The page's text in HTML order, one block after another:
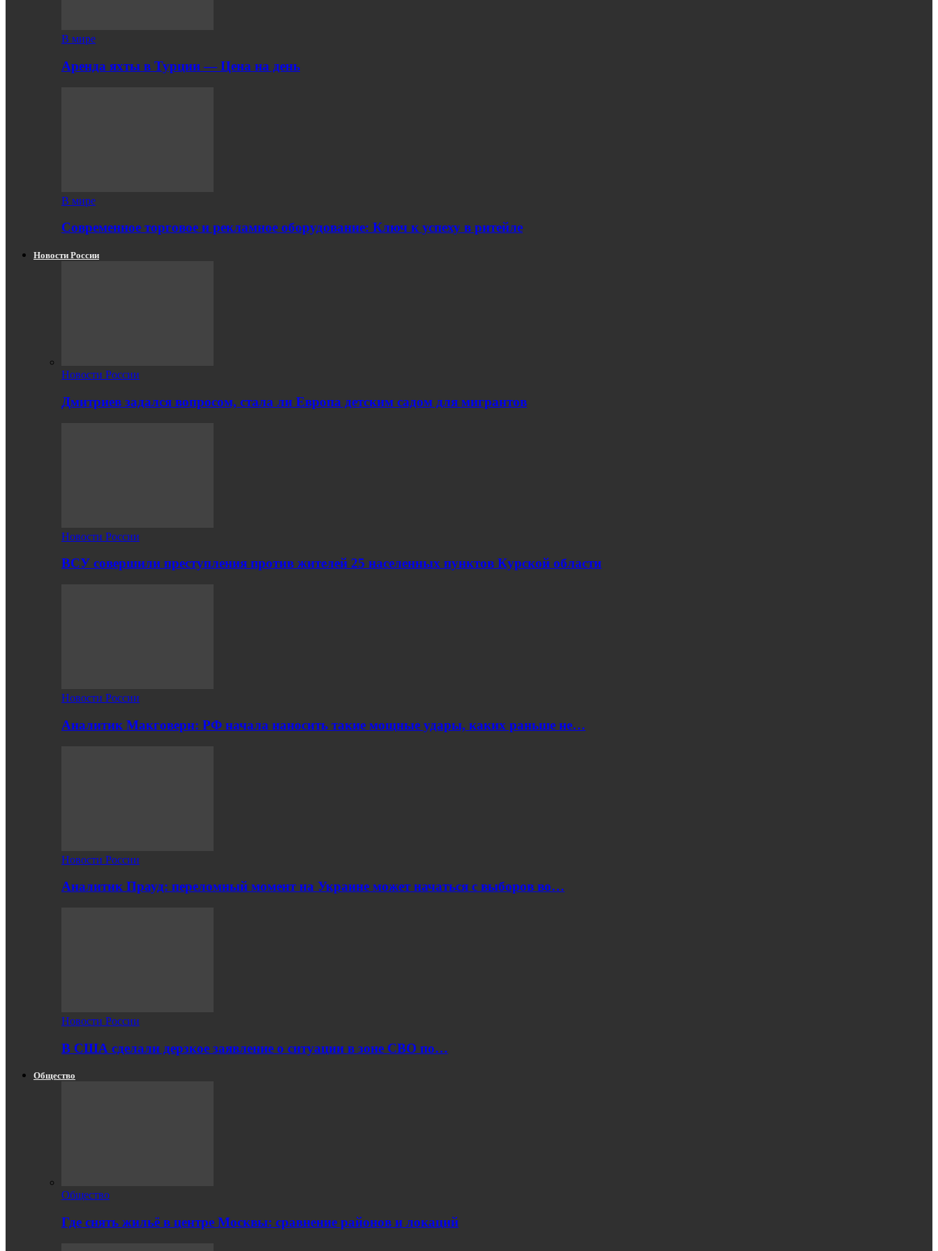
В мире
Аренда яхты в Турции — Цена на день
В мире
Современное торговое и рекламное оборудование: Ключ к успеху в ритейле
Новости России
Новости России
Дмитриев задался вопросом, стала ли Европа детским садом для мигрантов
Новости России
ВСУ совершили преступления против жителей 25 населенных пунктов Курской области
Новости России
Аналитик Макговерн: РФ начала наносить такие мощные удары, каких раньше не…
Новости России
Аналитик Прауд: переломный момент на Украине может начаться с выборов во…
Новости России
В США сделали дерзкое заявление о ситуации в зоне СВО по…
Общество
Общество
Где снять жильё в центре Москвы: сравнение районов и локаций